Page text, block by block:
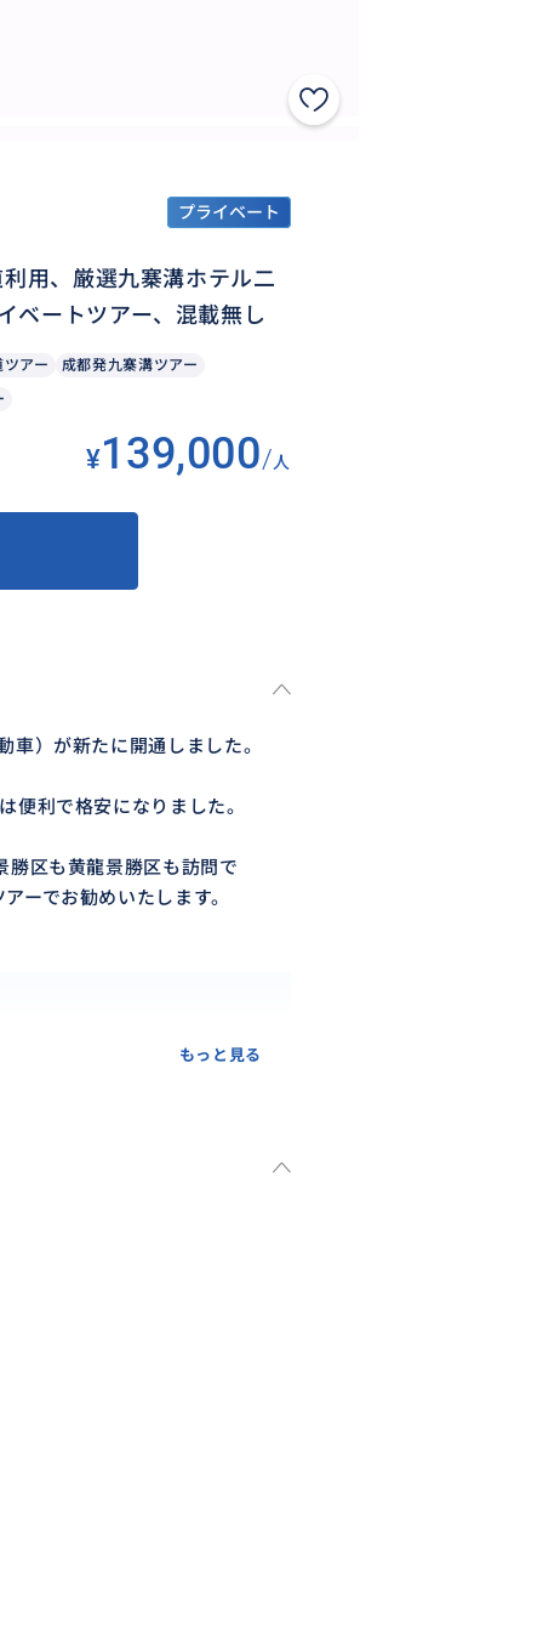
プライベート
用、厳選九寨溝ホテル二
ベートツアー、混載無し
アー
成都発九寨溝ツアー
¥139,000/人
）が新たに開通しました。
利で格安になりました。
区も黄龍景勝区も訪問で
ーでお勧めいたします。
もっと見る